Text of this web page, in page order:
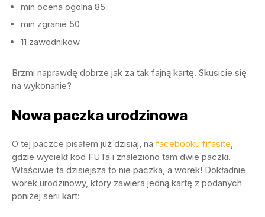
min ocena ogolna 85
min zgranie 50
11 zawodnikow
Brzmi naprawdę dobrze jak za tak fajną kartę. Skusicie się
na wykonanie?
Nowa paczka urodzinowa
O tej paczce pisałem już dzisiaj, na facebooku fifasite
gdzie wyciekł kod FUTa i znaleziono tam dwie paczki.
Właściwie ta dzisiejsza to nie paczka, a worek! Dokładnie
worek urodzinowy, który zawiera jedną kartę z podanych
poniżej serii kart: